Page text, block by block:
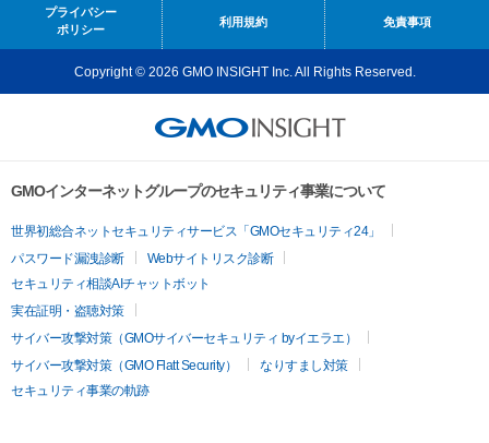
プライバシー
ポリシー
利用規約 免責事項
Copyright © 2026 GMO INSIGHT Inc. All Rights Reserved.
GMOインターネットグループのセキュリティ事業について
世界初総合ネットセキュリティサービス「GMOセキュリティ24」
パスワード漏洩診断
Webサイトリスク診断
セキュリティ相談AIチャットボット
実在証明・盗聴対策
サイバー攻撃対策（GMOサイバーセキュリティ byイエラエ）
サイバー攻撃対策（GMO Flatt Security）
なりすまし対策
セキュリティ事業の軌跡